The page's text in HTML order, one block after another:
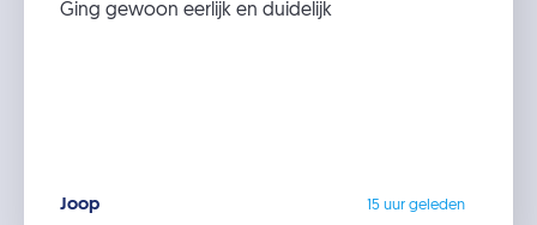
Ging gewoon eerlijk en duidelijk
Joop 15 uur geleden